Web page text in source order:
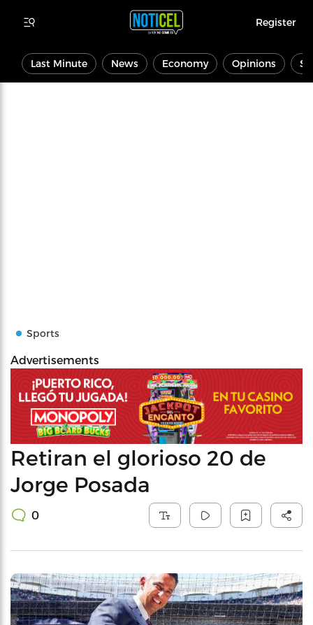
Register
Last Minute News Economy Opinions
Sports
Advertisements
Retiran el glorioso 20 de
Jorge Posada
0